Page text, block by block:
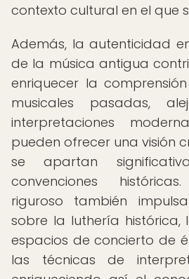
contexto cultural en el que
Además, la autenticidad
de la música antigua
enriquecer la
musicales pasadas,
interpretaciones
pueden ofrecer una visión
se apartan
convenciones
riguroso también
sobre la luthería histórica,
espacios de concierto de
las técnicas de